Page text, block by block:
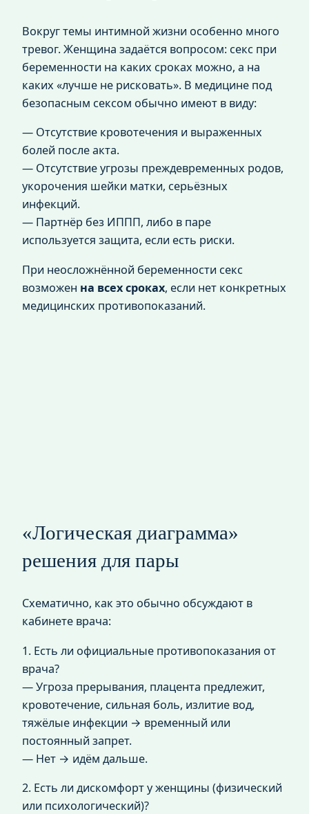
Вокруг темы интимной жизни особенно много
тревог. Женщина задаётся вопросом: секс при
беременности на каких сроках можно, а на
каких «лучше не рисковать». В медицине под
безопасным сексом обычно имеют в виду:
— Отсутствие кровотечения и выраженных
болей после акта.
— Отсутствие угрозы преждевременных родов,
укорочения шейки матки, серьёзных
инфекций.
— Партнёр без ИППП, либо в паре
используется защита, если есть риски.
При неосложнённой беременности секс
возможен на всех сроках, если нет конкретных
медицинских противопоказаний.
«Логическая диаграмма»
решения для пары
Схематично, как это обычно обсуждают в
кабинете врача:
1. Есть ли официальные противопоказания от
врача?
— Угроза прерывания, плацента предлежит,
кровотечение, сильная боль, излитие вод,
тяжёлые инфекции → временный или
постоянный запрет.
— Нет → идём дальше.
2. Есть ли дискомфорт у женщины (физический
или психологический)?